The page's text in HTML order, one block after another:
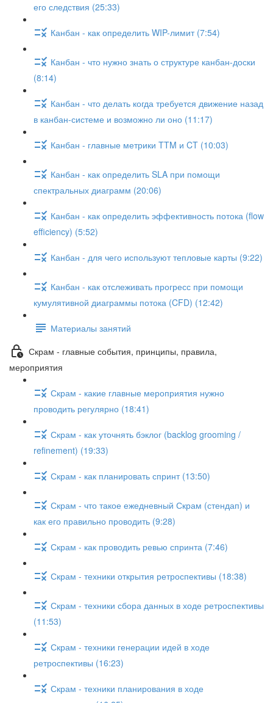
его следствия (25:33)
Канбан - как определить WIP-лимит (7:54)
Канбан - что нужно знать о структуре канбан-доски
(8:14)
Канбан - что делать когда требуется движение назад
в канбан-системе и возможно ли оно (11:17)
Канбан - главные метрики TTM и CT (10:03)
Канбан - как определить SLA при помощи
спектральных диаграмм (20:06)
Канбан - как определить эффективность потока (flow
efficiency) (5:52)
Канбан - для чего используют тепловые карты (9:22)
Канбан - как отслеживать прогресс при помощи
кумулятивной диаграммы потока (CFD) (12:42)
Материалы занятий
Скрам - главные события, принципы, правила,
мероприятия
Скрам - какие главные мероприятия нужно
проводить регулярно (18:41)
Скрам - как уточнять бэклог (backlog grooming /
refinement) (19:33)
Скрам - как планировать спринт (13:50)
Скрам - что такое ежедневный Скрам (стендап) и
как его правильно проводить (9:28)
Скрам - как проводить ревью спринта (7:46)
Скрам - техники открытия ретроспективы (18:38)
Скрам - техники сбора данных в ходе ретроспективы
(11:53)
Скрам - техники генерации идей в ходе
ретроспективы (16:23)
Скрам - техники планирования в ходе